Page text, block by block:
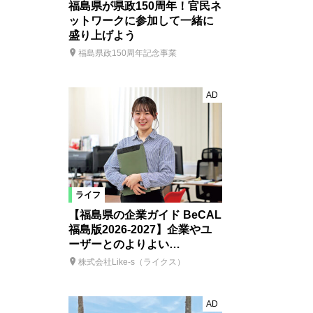
福島県が県政150周年！官民ネ
ットワークに参加して一緒に
盛り上げよう
福島県政150周年記念事業
ライフ
AD
【福島県の企業ガイド BeCAL
福島版2026-2027】企業やユ
ーザーとのよりよい…
株式会社Like-s（ライクス）
AD